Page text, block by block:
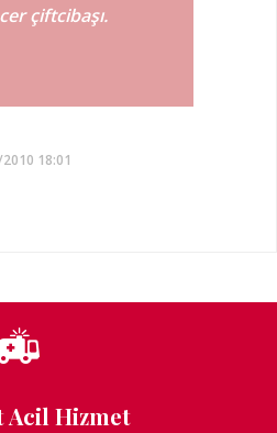
çiftcibaşı.
18:01
Acil Hizmet